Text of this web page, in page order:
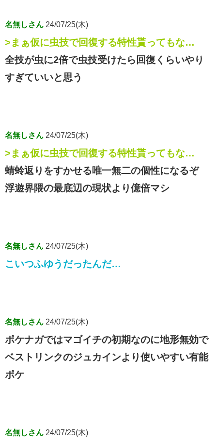
名無しさん 24/07/25(木)
>まぁ仮に虫技で回復する特性貰ってもな…
全技が虫に2倍で虫技受けたら回復くらいやり
すぎていいと思う
名無しさん 24/07/25(木)
>まぁ仮に虫技で回復する特性貰ってもな…
蜻蛉返りをすかせる唯一無二の個性になるぞ
浮遊界隈の最底辺の現状より億倍マシ
名無しさん 24/07/25(木)
こいつふゆうだったんだ…
名無しさん 24/07/25(木)
ポケナガではマゴイチの初期なのに地形無効で
ベストリンクのジュカインより使いやすい有能
ポケ
名無しさん 24/07/25(木)